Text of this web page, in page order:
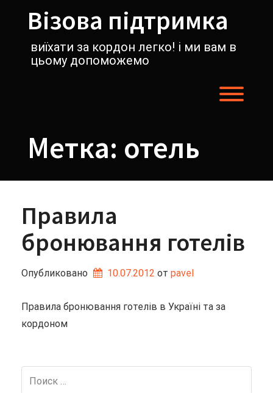
содержимомуВізова підтримка
виїхати за кордон легко! і ми вам в
цьому допоможемо
Метка: отель
Правила
бронювання готелів
Опубликовано 10.07.2012 от pavel
Правила бронювання готелів в Україні та за
кордоном